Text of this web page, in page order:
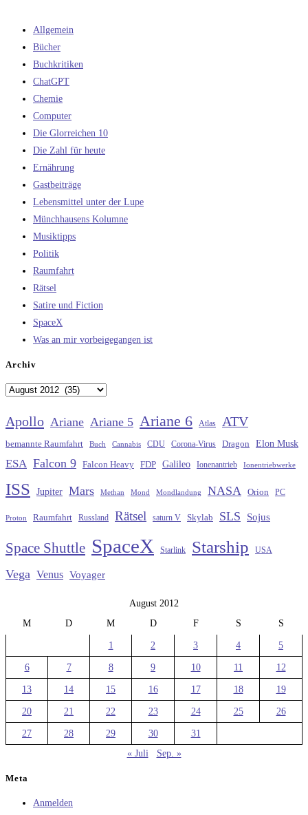
Allgemein
Bücher
Buchkritiken
ChatGPT
Chemie
Computer
Die Glorreichen 10
Die Zahl für heute
Ernährung
Gastbeiträge
Lebensmittel unter der Lupe
Münchhausens Kolumne
Musiktipps
Politik
Raumfahrt
Rätsel
Satire und Fiction
SpaceX
Was an mir vorbeigegangen ist
Archiv
Archiv
Apollo Ariane Ariane 5 Ariane 6 Atlas ATV
bemannte Raumfahrt Buch Cannabis CDU Corona-Virus Dragon Elon Musk
ESA Falcon 9 Falcon Heavy FDP Galileo Ionenantrieb Ionentriebwerke
ISS Jupiter Mars Methan Mond Mondlandung NASA Orion PC
Proton Raumfahrt Russland Rätsel saturn V Skylab SLS Sojus
Space Shuttle SpaceX Starlink Starship USA
Vega Venus Voyager
August 2012
M
D M D F S S
1 2 3 4 5
6 7 8 9 10 11 12
13 14 15 16 17 18 19
20 21 22 23 24 25 26
27 28 29 30
31
« Juli
Sep. »
Meta
Anmelden